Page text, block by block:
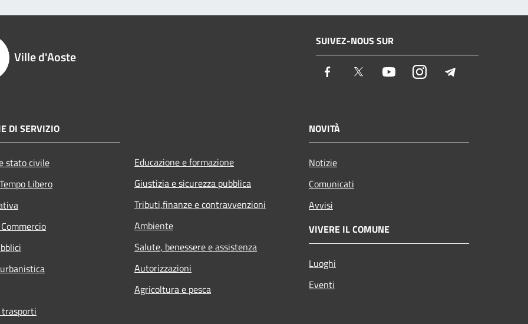
Ville d'Aoste
SUIVEZ-NOUS SUR
Facebook Twitter YoutubeInstagram
DI SERVIZIO
stato civile
Libero
Educazione e formazione
Giustizia e sicurezza pubblica
Tributi,finanze e contravvenzioni
Ambiente
Salute, benessere e assistenza
Autorizzazioni
Agricoltura e pesca
NOVITÀ
Notizie
Comunicati
Avvisi
VIVERE IL COMUNE
Luoghi
Eventi